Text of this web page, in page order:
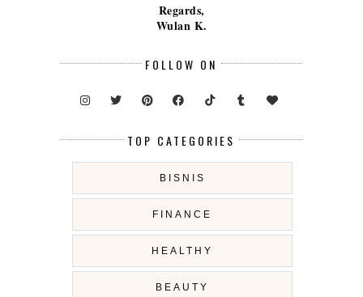
Regards,
Wulan K.
FOLLOW ON
TOP CATEGORIES
BISNIS
FINANCE
HEALTHY
BEAUTY